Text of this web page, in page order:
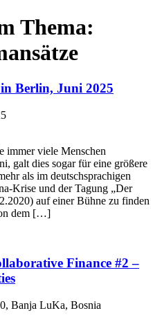
Thema:
Berlin, Juni 2025
immer viele Menschen
galt dies sogar für eine größere
als im deutschsprachigen
Krise und der Tagung „Der
auf einer Bühne zu finden
dem […]
Finance #2 –
Banja LuKa, Bosnia